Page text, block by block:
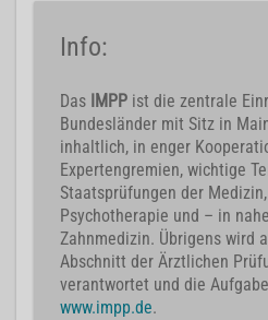
Info:
Das IMPP ist die zentrale
Bundesländer mit Sitz in
inhaltlich, in enger
Expertengremien, wichtige
Staatsprüfungen der
Psychotherapie und – in
Zahnmedizin. Übrigens wird
Abschnitt der Ärztlichen
verantwortet und die
www.impp.de.